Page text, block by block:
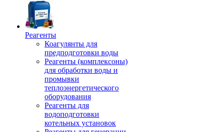
Реагенты
Коагулянты для
предподготовки воды
Реагенты (комплексоны)
для обработки воды и
промывки
теплоэнергетического
оборудования
Реагенты для
водоподготовки
котельных установок